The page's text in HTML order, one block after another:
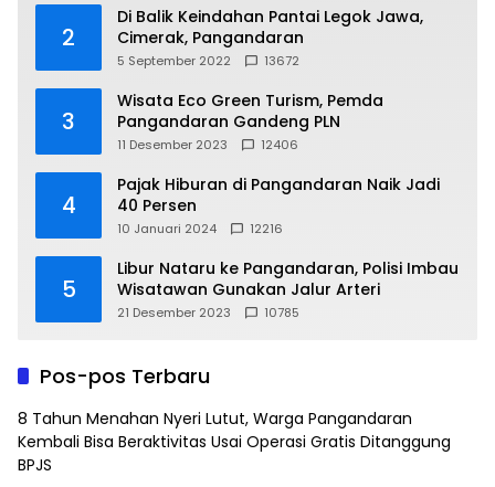
2
Di Balik Keindahan Pantai Legok Jawa,
Cimerak, Pangandaran
5 September 2022 13672
3
Wisata Eco Green Turism, Pemda
Pangandaran Gandeng PLN
11 Desember 2023 12406
4
Pajak Hiburan di Pangandaran Naik Jadi
40 Persen
10 Januari 2024 12216
5
Libur Nataru ke Pangandaran, Polisi Imbau
Wisatawan Gunakan Jalur Arteri
21 Desember 2023 10785
Pos-pos Terbaru
8 Tahun Menahan Nyeri Lutut, Warga Pangandaran
Kembali Bisa Beraktivitas Usai Operasi Gratis Ditanggung
BPJS